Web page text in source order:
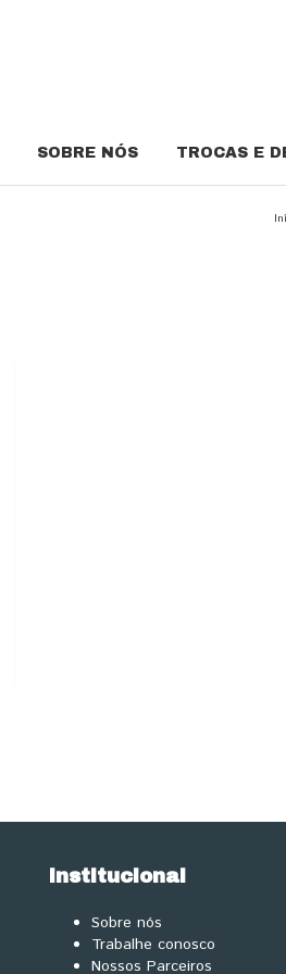
SOBRE NÓS TROCAS E
Institucional
Sobre nós
Trabalhe conosco
Nossos Parceiros